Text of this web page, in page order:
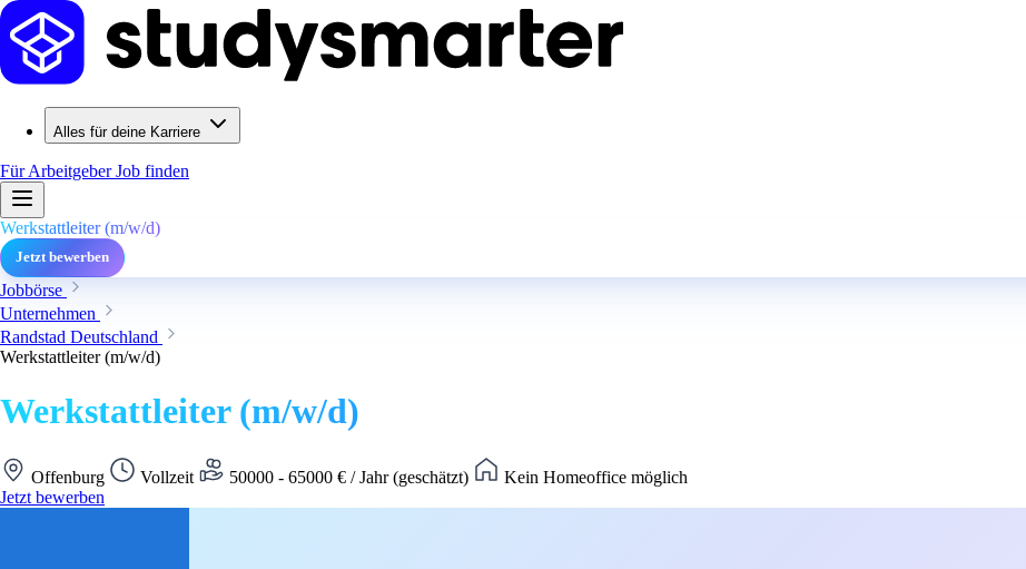
Alles für deine Karriere
Für ArbeitgeberJob finden
Werkstattleiter (m/w/d)
Jetzt bewerben
Jobbörse
Unternehmen
Randstad Deutschland
Werkstattleiter (m/w/d)
Werkstattleiter (m/w/d)
Offenburg Vollzeit 50000 - 65000 € / Jahr (geschätzt)
Kein Homeoffice möglich
Jetzt bewerben